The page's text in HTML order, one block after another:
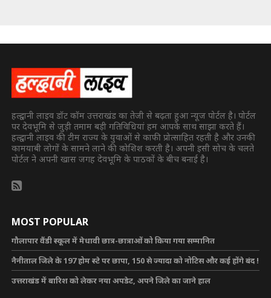
हल्द्वानी लाइव डॉट कॉम उत्तराखंड का तेजी से बढ़ता हुआ न्यूज पोर्टल है। पोर्टल
पर देवभूमि से जुड़ी तमाम बड़ी गतिविधियां हम आपके साथ साझा करते हैं।
हल्द्वानी लाइव की टीम राज्य के युवाओं से काफी प्रोत्साहित रहती है और उनकी
कामयाबी लोगों के सामने लाने की कोशिश करती है। अपनी इसी सोच के चलते
पोर्टल ने अपनी खास जगह देवभूमि के पाठकों के बीच बनाई है।
MOST POPULAR
गौलापार वैंडी स्कूल में मेधावी छात्र-छात्राओं को किया गया सम्मानित
नैनीताल जिले के 197 होम स्टे पर छापा, 150 से ज्यादा को नोटिस और कई होंगे बंद !
उत्तराखंड में बारिश को लेकर नया अपडेट, अपने जिले का जाने हाल